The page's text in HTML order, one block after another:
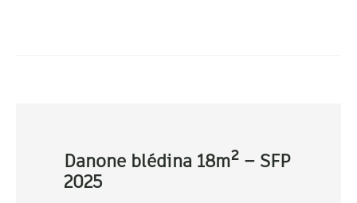
Danone blédina 18m² – SFP
2025